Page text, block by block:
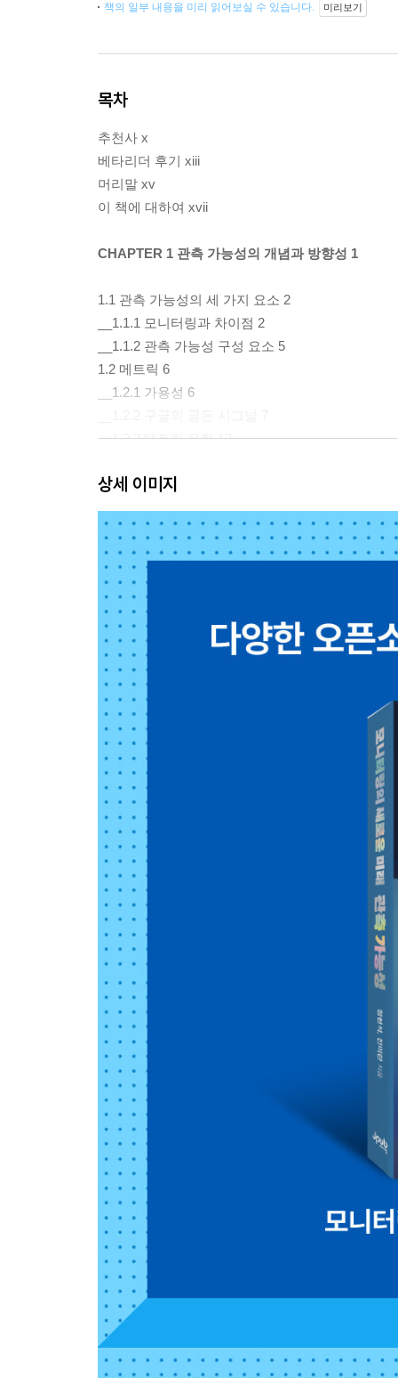
책의 일부 내용을 미리 읽어보실 수 있습니다. 미리보기
목차
추천사 x
베타리더 후기 xiii
머리말 xv
이 책에 대하여 xvii
CHAPTER 1 관측 가능성의 개념과 방향성 1
1.1 관측 가능성의 세 가지 요소 2
__1.1.1 모니터링과 차이점 2
__1.1.2 관측 가능성 구성 요소 5
1.2 메트릭 6
__1.2.1 가용성 6
__1.2.3 메트릭 유형 12
__1.2.5 프로메테우스의 히스토그램 16
__1.2.6 메트릭 관리 방안 21
__1.3.1 추적 구성 요소 25
__1.3.2 추적 데모 29
1.4 로그 37
__1.4.1 로그 관리 37
__1.4.2 로그 표준화 40
1.5 상관관계 44
__1.5.2 상관관계 구현 방안 46
1.6 관측 가능성 데모 52
__1.6.1 데모의 방향성 52
__1.6.2 관측 가능성 데모 목록 54
1.7 관측 가능성 목표 59
__1.7.1 레퍼런스 아키텍처 59
1.8 관측 가능성 오픈소스 64
1.9 관측 가능성 방향성 65
CHAPTER 2 관측 가능성 기반 기술 69
2.1 트래픽 관리 69
__2.1.1 단일 장애점 69
__2.1.2 로드 밸런서 70
__2.1.3 복원성 패턴 73
__2.1.4 가시성 78
__2.1.5 서비스 메시 79
2.2 쿠버네티스 오토스케일링 81
__2.2.1 오토스케일링 오픈소스 85
__2.2.2 메트릭 측정 90
__2.2.3 메트릭 선정 91
2.3 관측 가능성 프로세스 96
__2.3.1 관측 가능성 운영 프로세스 96
__2.3.2 관측 가능성 장애 프로세스 97
2.4 수평 샤딩 99
2.5 마이크로서비스 102
__2.5.1 마이크로서비스 개발 흐름 103
__2.5.2 관측 가능성의 마이크로서비스 105
상세 이미지